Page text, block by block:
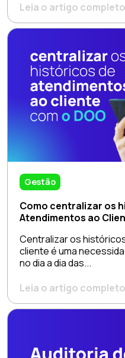
Leia o artigo completo
Gestão
Como centralizar os
Atendimentos ao
Centralizar os
cliente é uma
no dia a dia das...
Leia o artigo completo